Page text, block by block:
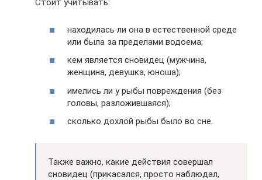
Стоит учитывать:
находилась ли она в естественной среде
или была за пределами водоема;
кем является сновидец (мужчина,
женщина, девушка, юноша);
имелись ли у рыбы повреждения (без
головы, разложившаяся);
сколько дохлой рыбы было во сне.
Также важно, какие действия совершал
сновидец (прикасался, просто наблюдал,